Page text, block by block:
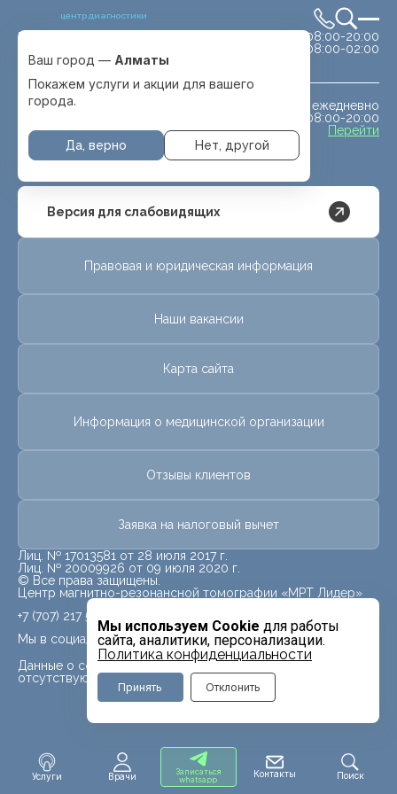
центр диагностики
Выбрать город
с. Отеген батыра
сб-вс 08:00-20:00
08:00-02:00
ежедневно
08:00-20:00
Перейти
Ваш город — Алматы
Покажем услуги и акции для вашего
города.
Да, верно Нет, другой
Услуги Врачи
Записаться
whatsapp
Контакты Поиск
Мы используем Cookie для работы
сайта, аналитики, персонализации.
Политика конфиденциальности
Принять Отклонить
Версия для слабовидящих
Правовая и юридическая информация
Наши вакансии
Карта сайта
Информация о медицинской организации
Отзывы клиентов
Заявка на налоговый вычет
Лиц. № 17013581 от 28 июля 2017 г.
Лиц. № 20009926 от 09 июля 2020 г.
© Все права защищены.
Центр магнитно-резонансной томографии «МРТ Лидер»
Мы в социальных сетях
Данные о социальных сетях для данного филиала
отсутствуют
+7 (707) 217 5840